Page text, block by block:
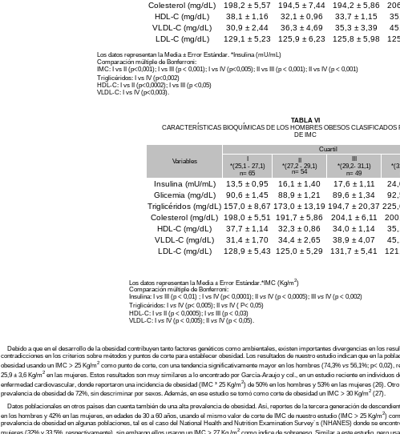
Colesterol (mg/dL)
198,2 ± 5,57 194,5 ± 7,44 194,2 ± 5,86
HDL-C (mg/dL)
38,1 ± 1,16 32,1 ± 0,96 33,7 ± 1,15
VLDL-C (mg/dL)
30,9 ± 2,44 36,3 ± 4,69 35,3 ± 3,39
LDL-C (mg/dL)
129,1 ± 5,23 125,9 ± 6,23 125,8 ± 5,98
Los datos representan la Media ± Error Estándar. *Insulina (mU/mL)
Comparación múltiple de Bonferroni:
IMC: I vs II
(p<0,001); I vs III (p < 0,001); I vs IV (p<0,005); II vs III (p < 0,001); II
vs IV (p < 0,001)
Triglicéridos: I vs IV (p<0,002)
HDL-C: I vs II (p<0,0002); I vs III (p <0,05)
VLDL-C: I
vs IV (p<0,003).
TABLA VI
CARACTERÍSTICAS BIOQUÍMICAS DE LOS HOMBRES OBESOS CLASIFICADOS
DE IMC
Variables
Cuartil
*(25,1 - 27,1)
n= 65
*(27,2 - 29,1)
n= 54
*(29,2- 31,1)
n= 49
Insulina (mU/mL) 13,5 ± 0,95 16,1 ± 1,40 17,6 ± 1,11
Glicemia (mg/dL)
90,6 ± 1,45 88,9 ± 1,21 89,6 ± 1,34
Triglicéridos (mg/dL) 157,0 ± 8,67 173,0 ± 13,19 194,7 ± 20,37
Colesterol (mg/dL)
198,0 ± 5,51 191,7 ± 5,86 204,1 ± 6,11
HDL-C (mg/dL)
37,7 ± 1,14 32,3 ± 0,86 34,0 ± 1,14
VLDL-C (mg/dL)
31,4 ± 1,70 34,4 ± 2,65 38,9 ± 4,07
LDL-C (mg/dL)
128,9 ± 5,43 125,0 ± 5,29 131,7 ± 5,41
Los datos representan la Media ± Error Estándar.*IMC (Kg/m2)
Comparación múltiple de Bonferroni:
Insulina: I vs (p < 0,01) ; I vs IV (p< 0,0001); II vs IV (p < 0,0005); III vs IV (p < 0,002)
Triglicéridos: I vs IV (p< 0,005); II vs IV ( P< 0,05)
HDL-C: I vs II (p < 0,0005); I vs III (p < 0,03)
VLDL-C: I
vs IV (p < 0,005); II vs IV (p < 0,05).
Debido a que en el desarrollo de la obesidad contribuyen tanto factores genéticos como ambientales, existen importantes divergencias en los
contradicciones en los criterios sobre métodos y puntos de corte para establecer obesidad. Los resultados de nuestro estudio indican que en la
obesidad usando un IMC > 25 Kg/m2 como punto de corte, con una tendencia significativamente mayor en los hombres (74,3% vs 56,1%; p< 0,02),
25,9 ± 3,6 Kg/m2 en las mujeres. Estos resultados son muy similares a lo encontrado por García-Araujo y col., en un estudio reciente en individuos
enfermedad cardiovascular, donde reportaron una incidencia de obesidad (IMC ³ 25 Kg/m2) de 50% en los hombres y 53% en las mujeres (26).
prevalencia de obesidad de 72%, sin descriminar por sexos. Además, en ese estudio se tomó como corte de obesidad un IMC > 30 Kg/m2 (27).
Datos poblacionales en otros países dan cuenta también de una alta prevalencia de obesidad. Así, reportes de la tercera generación de
en los hombres y 42% en las mujeres, en edades de 30 a 60 años, usando el mismo valor de corte de IMC de nuestro estudio (IMC > 25 Kg/m2)
prevalencia de obesidad en algunas poblaciones, tal es el caso del National Health and Nutrition Examination Survey´s (NHANES) donde se
mujeres (32% y 33,5%, respectivamente), sin embargo ellos usaron un IMC > 27 Kg /m2 como índice de sobrepeso. Similar a este estudio, pero